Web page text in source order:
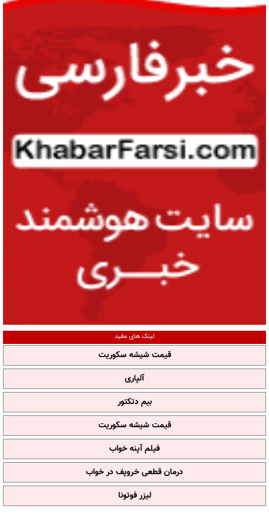
لینک های مفید
قیمت شیشه سکوریت
آلپاری
بیم دتکتور
قیمت شیشه سکوریت
فیلم آپنه خواب
درمان قطعی خروپف در خواب
لیزر فوتونا